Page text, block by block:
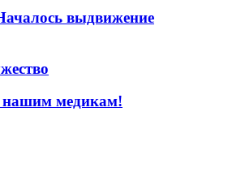
выдвижение
медикам!